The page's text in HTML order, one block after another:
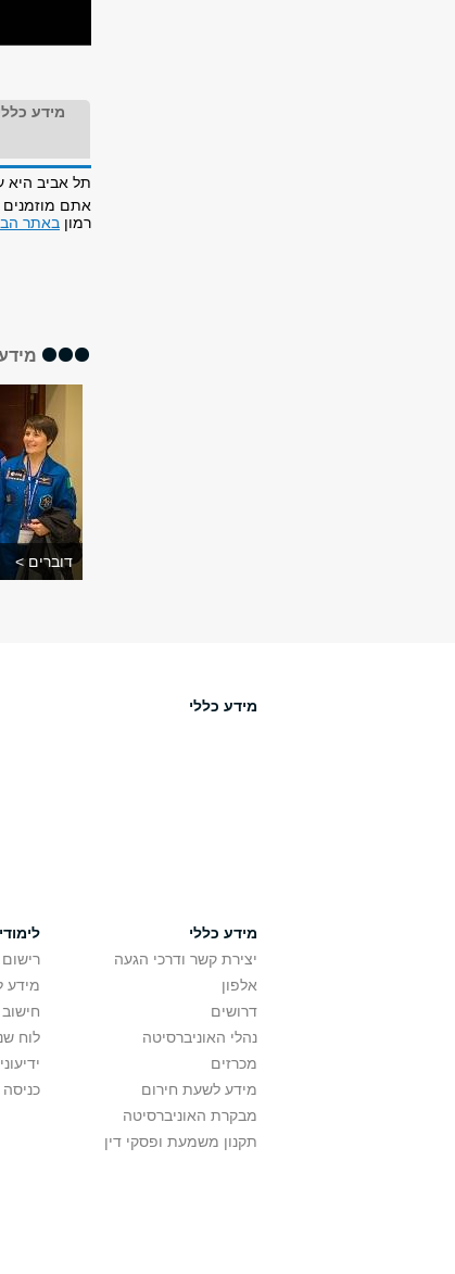
מידע
תל אביב היא
רמון באתר
דוברים >
מידע כללי
מידע כללי
יצירת קשר ודרכי הגעה
אלפון
דרושים
נהלי האוניברסיטה
מכרזים
מידע לשעת חירום
מבקרת האוניברסיטה
תקנון משמעת ופסקי דין
מידע
לוח